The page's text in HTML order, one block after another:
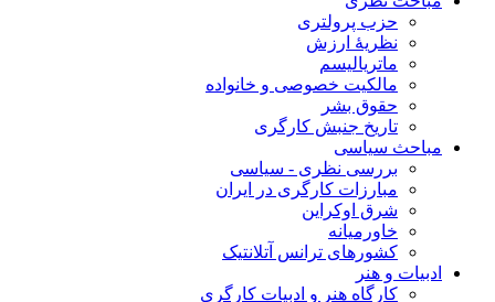
حزب پرولتری
نظریۀ ارزش
ماتریالیسم
مالکیت خصوصی و خانواده
حقوق بشر
تاریخ جنبش کارگری
مباحث سیاسی
بررسی نظری - سیاسی
مبارزات کارگری در ایران
شرق اوکراین
خاورمیانه
کشورهای ترانس آتلانتیک
ادبیات و هنر
کارگاه هنر و ادبیات کارگری